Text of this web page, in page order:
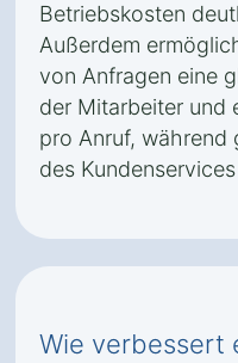
Betriebskosten
Außerdem
von Anfragen eine
der Mitarbeiter und
pro Anruf, während
des
Wie verbessert